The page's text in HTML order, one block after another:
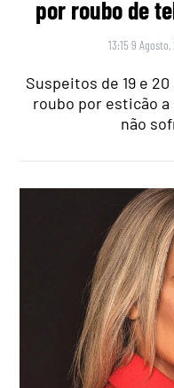
por roubo de
13:15 9 Agosto,
Suspeitos de 19 e
roubo por esticão a
não